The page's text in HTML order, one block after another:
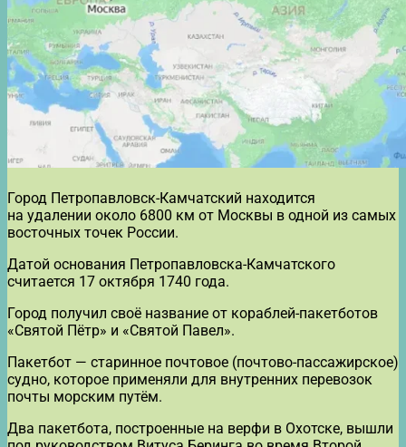
Город Петропавловск-Камчатский находится
на удалении около 6800 км от Москвы в одной из самых
восточных точек России.
Датой основания Петропавловска-Камчатского
считается 17 октября 1740 года.
Город получил своё название от кораблей-пакетботов
«Святой Пётр» и «Святой Павел».
Пакетбот — старинное почтовое (почтово-пассажирское)
судно, которое применяли для внутренних перевозок
почты морским путём.
Два пакетбота, построенные на верфи в Охотске, вышли